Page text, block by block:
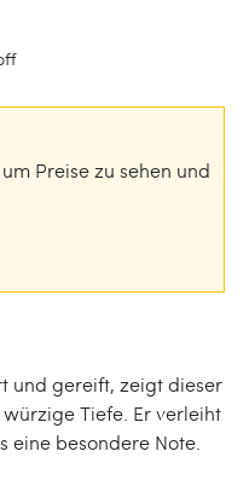
Preise zu sehen und
und gereift, zeigt dieser
Tiefe. Er verleiht
eine besondere Note.